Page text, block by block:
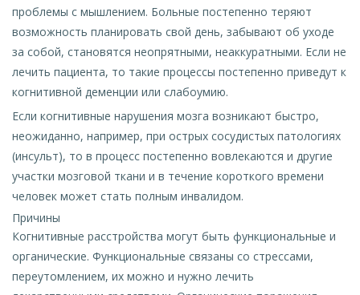
проблемы с мышлением. Больные постепенно теряют
возможность планировать свой день, забывают об уходе
за собой, становятся неопрятными, неаккуратными. Если не
лечить пациента, то такие процессы постепенно приведут к
когнитивной деменции или слабоумию.
Если когнитивные нарушения мозга возникают быстро,
неожиданно, например, при острых сосудистых патологиях
(инсульт), то в процесс постепенно вовлекаются и другие
участки мозговой ткани и в течение короткого времени
человек может стать полным инвалидом.
Причины
Когнитивные расстройства могут быть функциональные и
органические. Функциональные связаны со стрессами,
переутомлением, их можно и нужно лечить